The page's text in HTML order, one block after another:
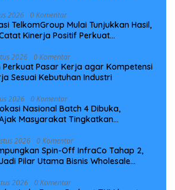
2026 0 Komentar
TelkomGroup Mulai Tunjukkan Hasil,
Kinerja Positif Perkuat
2026 0 Komentar
Perkuat Pasar Kerja agar Kompetensi
Sesuai Kebutuhan Industri
2026 0 Komentar
Nasional Batch 4 Dibuka,
Masyarakat Tingkatkan
2026 0 Komentar
Spin-Off InfraCo Tahap 2,
Pilar Utama Bisnis Wholesale
2026 0 Komentar